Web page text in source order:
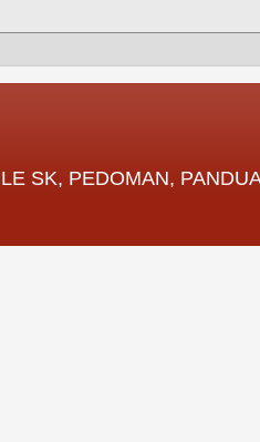
SK, PEDOMAN,